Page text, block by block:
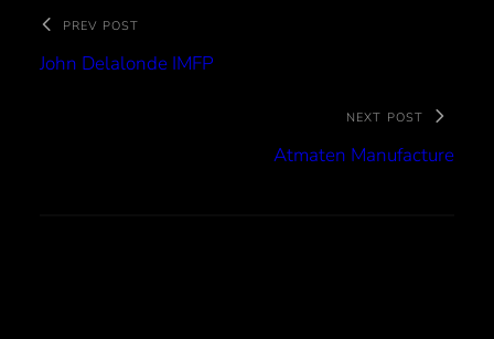
PREV POST
John Delalonde IMFP
NEXT POST
Atmaten Manufacture